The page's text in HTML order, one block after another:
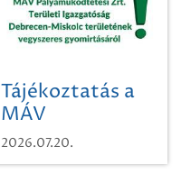
Tájékoztatás a
MÁV
Pályaműködtetési
Zrt. Területi
2026.07.20.